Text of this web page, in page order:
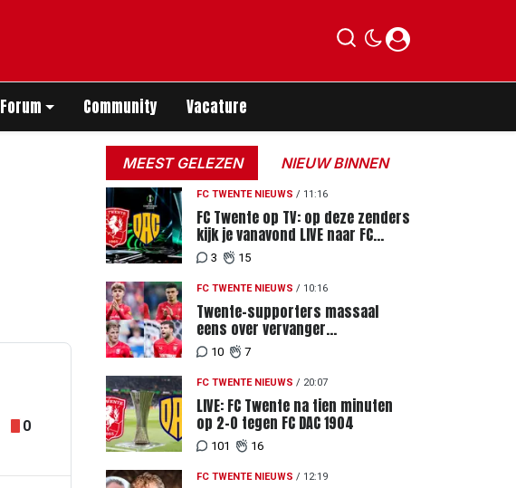
Forum Community Vacature
0
MEEST GELEZEN NIEUW BINNEN
FC TWENTE NIEUWS / 11:16
FC Twente op TV: op deze zenders
kijk je vanavond LIVE naar FC
Twente - FC DAC 04
3 15
FC TWENTE NIEUWS / 10:16
Twente-supporters massaal
eens over vervanger
geblesseerde Lemkin tegen FC
DAC 04
10 7
FC TWENTE NIEUWS / 20:07
LIVE: FC Twente na tien minuten
op 2-0 tegen FC DAC 1904
101 16
FC TWENTE NIEUWS / 12:19